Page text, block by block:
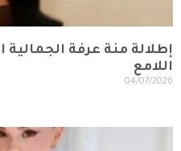
إطلالة منة عرفة الجمالية
اللامع
04/07/2026